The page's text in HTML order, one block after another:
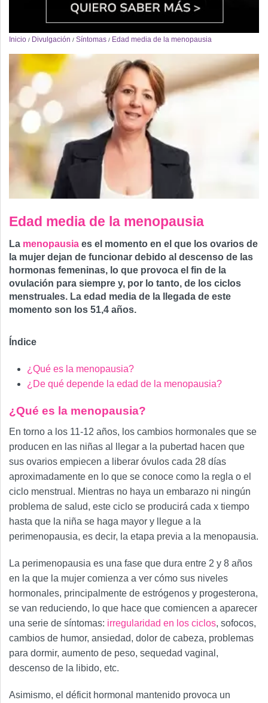
Inicio / Divulgación / Síntomas / Edad media de la menopausia
Edad media de la menopausia
La menopausia es el momento en el que los ovarios de
la mujer dejan de funcionar debido al descenso de las
hormonas femeninas, lo que provoca el fin de la
ovulación para siempre y, por lo tanto, de los ciclos
menstruales. La edad media de la llegada de este
momento son los 51,4 años.
Índice
¿Qué es la menopausia?
¿De qué depende la edad de la menopausia?
¿Qué es la menopausia?
En torno a los 11-12 años, los cambios hormonales que se
producen en las niñas al llegar a la pubertad hacen que
sus ovarios empiecen a liberar óvulos cada 28 días
aproximadamente en lo que se conoce como la regla o el
ciclo menstrual. Mientras no haya un embarazo ni ningún
problema de salud, este ciclo se producirá cada x tiempo
hasta que la niña se haga mayor y llegue a la
perimenopausia, es decir, la etapa previa a la menopausia.
La perimenopausia es una fase que dura entre 2 y 8 años
en la que la mujer comienza a ver cómo sus niveles
hormonales, principalmente de estrógenos y progesterona,
se van reduciendo, lo que hace que comiencen a aparecer
una serie de síntomas: irregularidad en los ciclos, sofocos,
cambios de humor, ansiedad, dolor de cabeza, problemas
para dormir, aumento de peso, sequedad vaginal,
descenso de la libido, etc.
Asimismo, el déficit hormonal mantenido provoca un